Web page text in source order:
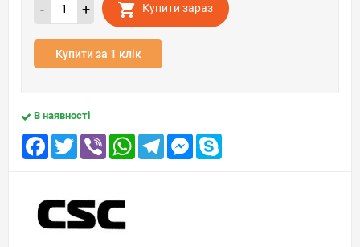
- + Купити зараз
Купити за 1 клік
В наявності
Facebook
TwitterViber WhatsAppTelegramMessenger